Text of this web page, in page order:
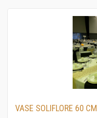
VASE SOLIFLORE 60 CM